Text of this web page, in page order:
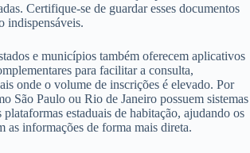
Certifique-se de guardar esses documentos
indispensáveis.
e municípios também oferecem aplicativos
para facilitar a consulta,
onde o volume de inscrições é elevado. Por
São Paulo ou Rio de Janeiro possuem sistemas
estaduais de habitação, ajudando os
as informações de forma mais direta.